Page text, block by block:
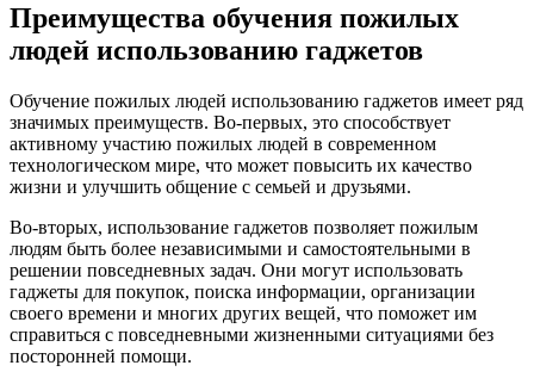
Преимущества обучения пожилых
людей использованию гаджетов
Обучение пожилых людей использованию гаджетов имеет ряд
значимых преимуществ. Во-первых, это способствует
активному участию пожилых людей в современном
технологическом мире, что может повысить их качество
жизни и улучшить общение с семьей и друзьями.
Во-вторых, использование гаджетов позволяет пожилым
людям быть более независимыми и самостоятельными в
решении повседневных задач. Они могут использовать
гаджеты для покупок, поиска информации, организации
своего времени и многих других вещей, что поможет им
справиться с повседневными жизненными ситуациями без
посторонней помощи.